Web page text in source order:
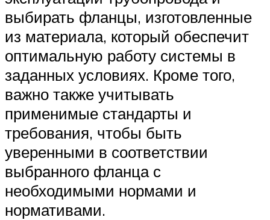
выбирать фланцы, изготовленные
из материала, который обеспечит
оптимальную работу системы в
заданных условиях. Кроме того,
важно также учитывать
применимые стандарты и
требования, чтобы быть
уверенными в соответствии
выбранного фланца с
необходимыми нормами и
нормативами.